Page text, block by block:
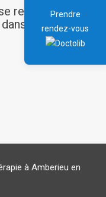
reconvertir
la
à la personne
à Amberieu en
Prendre
rendez-vous